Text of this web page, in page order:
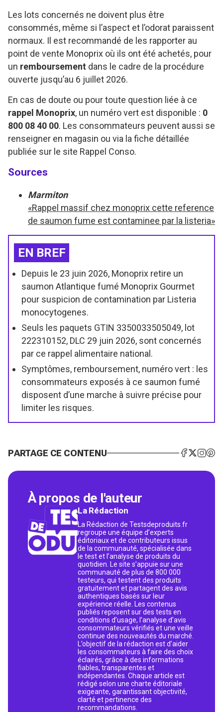
Les lots concernés ne doivent plus être
consommés, même si l’aspect et l’odorat paraissent
normaux. Il est recommandé de les rapporter au
point de vente Monoprix où ils ont été achetés, pour
un remboursement dans le cadre de la procédure
ouverte jusqu’au 6 juillet 2026.
En cas de doute ou pour toute question liée à ce
rappel Monoprix, un numéro vert est disponible : 0
800 08 40 00. Les consommateurs peuvent aussi se
renseigner en magasin ou via la fiche détaillée
publiée sur le site Rappel Conso.
Sources
Marmiton
«Rappel massif chez monoprix cette reference
de saumon fume est contaminee par la listeria»
EN BREF
Depuis le 23 juin 2026, Monoprix retire un
saumon Atlantique fumé Monoprix Gourmet
pour suspicion de contamination par Listeria
monocytogenes.
Seuls les paquets GTIN 3350033505049, lot
222310152, DLC 29 juin 2026, sont concernés
par ce rappel alimentaire national.
Symptômes, remboursement, numéro vert : les
consommateurs exposés à ce saumon fumé
disposent d’une marche à suivre précise pour
limiter les risques.
PARTAGE CE CONTENU
À propos de l'auteur
La Rédaction
La Rédaction de Testsdeproduits.fr
regroupe une équipe d’experts
éditoriaux et de contributeurs issus
de la communauté, spécialisée dans
le test et l’analyse de produits du
quotidien. Le site s’appuie sur une
communauté de plus de 800 000
testeurs, qui testent des produits
gratuitement et partagent des avis
authentiques basés sur leur
expérience réelle. Les contenus
publiés reposent sur des tests en
conditions d’usage, l’analyse d’avis
consommateurs vérifiés et une veille
continue des nouveautés du marché.
L’objectif de la rédaction est d’aider
les consommateurs à faire des choix
éclairés, grâce à des informations
fiables, transparentes et
indépendantes. Chaque article est
rédigé selon une charte éditoriale
exigeante, garantissant objectivité,
clarté et pertinence des
recommandations.